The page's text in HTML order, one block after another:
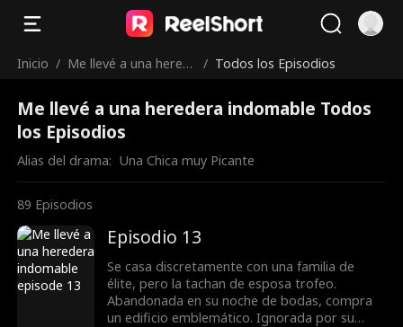
Inicio / Me llevé a una hered
/ Todos los Episodios
Me llevé a una heredera indomable Todos
los Episodios
Alias del drama: Una Chica muy Picante
89 Episodios
Episodio 13
Se casa discretamente con una familia de
élite, pero la tachan de esposa trofeo.
Abandonada en su noche de bodas, compra
un edificio emblemático. Ignorada por su